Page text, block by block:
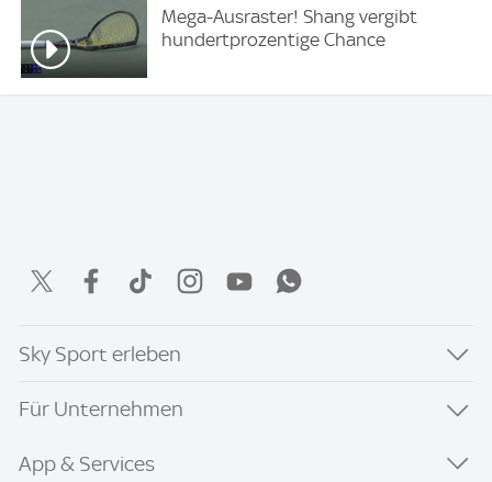
Mega-Ausraster! Shang vergibt
hundertprozentige Chance
Sky Sport erleben
Für Unternehmen
App & Services